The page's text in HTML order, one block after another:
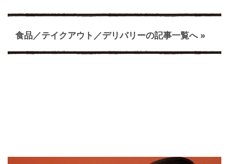
食品／テイクアウト／デリバリーの記事一覧へ »